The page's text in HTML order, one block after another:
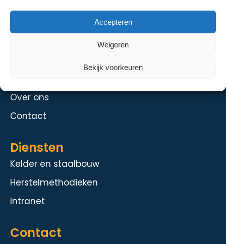
Accepteren
Weigeren
Bekijk voorkeuren
Over ons
Contact
Diensten
Kelder en staalbouw
Herstelmethodieken
Intranet
Contact